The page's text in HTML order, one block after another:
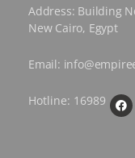
Address: Building
New Cairo, Egypt
Email:
Hotline: 16989